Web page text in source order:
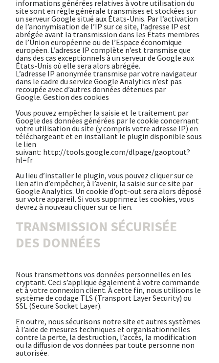
informations générées relatives à votre utilisation du
site sont en règle générale transmises et stockées sur
un serveur Google situé aux États-Unis. Par l’activation
de l’anonymisation de l’IP sur ce site, l’adresse IP est
abrégée avant la transmission dans les États membres
de l’Union européenne ou de l’Espace économique
européen. L’adresse IP complète n’est transmise que
dans des cas exceptionnels à un serveur de Google aux
États-Unis où elle sera alors abrégée.
L’adresse IP anonymée transmise par votre navigateur
dans le cadre du service Google Analytics n’est pas
recoupée avec d’autres données détenues par
Google. Gestion des cookies
Vous pouvez empêcher la saisie et le traitement par
Google des données générées par le cookie concernant
votre utilisation du site (y compris votre adresse IP) en
téléchargeant et en installant le plugin disponible sous
le lien
suivant: http://tools.google.com/dlpage/gaoptout?
hl=fr
Au lieu d’installer le plugin, vous pouvez cliquer sur ce
lien afin d’empêcher, à l’avenir, la saisie sur ce site par
Google Analytics. Un cookie d’opt-out sera alors déposé
sur votre appareil. Si vous supprimez les cookies, vous
devrez à nouveau cliquer sur ce lien.
TRANSMISSION SÉCURISÉE
DES DONNÉES
Nous transmettons vos données personnelles en les
cryptant. Ceci s’applique également à votre commande
et à votre connexion client. À cette fin, nous utilisons le
système de codage TLS (Transport Layer Security) ou
SSL (Secure Socket Layer).
En outre, nous sécurisons notre site et autres systèmes
à l’aide de mesures techniques et organisationnelles
contre la perte, la destruction, l’accès, la modification
ou la diffusion de vos données par toute personne non
autorisée.